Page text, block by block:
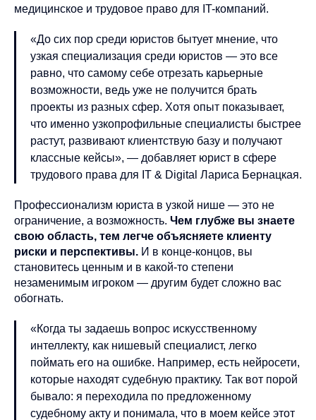
медицинское и трудовое право для IT-компаний.
«До сих пор среди юристов бытует мнение, что
узкая специализация среди юристов — это все
равно, что самому себе отрезать карьерные
возможности, ведь уже не получится брать
проекты из разных сфер. Хотя опыт показывает,
что именно узкопрофильные специалисты быстрее
растут, развивают клиентствую базу и получают
классные кейсы», — добавляет юрист в сфере
трудового права для IT & Digital Лариса Бернацкая.
Профессионализм юриста в узкой нише — это не
ограничение, а возможность. Чем глубже вы знаете
свою область, тем легче объясняете клиенту
риски и перспективы. И в конце-концов, вы
становитесь ценным и в какой-то степени
незаменимым игроком — другим будет сложно вас
обогнать.
«Когда ты задаешь вопрос искусственному
интеллекту, как нишевый специалист, легко
поймать его на ошибке. Например, есть нейросети,
которые находят судебную практику. Так вот порой
бывало: я переходила по предложенному
судебному акту и понимала, что в моем кейсе этот